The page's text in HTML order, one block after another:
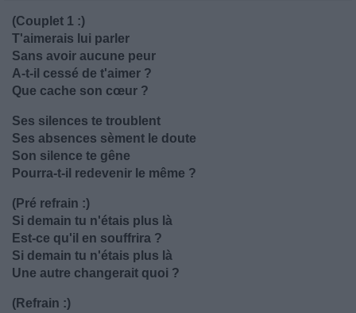
(Couplet 1 :)
T'aimerais lui parler
Sans avoir aucune peur
A-t-il cessé de t'aimer ?
Que cache son cœur ?
Ses silences te troublent
Ses absences sèment le doute
Son silence te gêne
Pourra-t-il redevenir le même ?
(Pré refrain :)
Si demain tu n'étais plus là
Est-ce qu'il en souffrira ?
Si demain tu n'étais plus là
Une autre changerait quoi ?
(Refrain :)